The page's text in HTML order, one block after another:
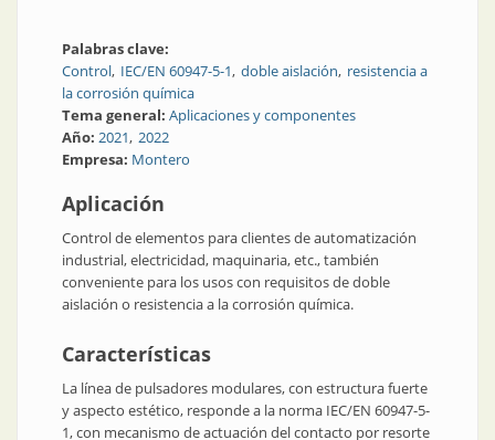
Palabras clave:
Control IEC/EN 60947-5-1 doble aislación resistencia a
la corrosión química
Tema general: Aplicaciones y componentes
Año: 2021 2022
Empresa: Montero
Aplicación
Control de elementos para clientes de automatización
industrial, electricidad, maquinaria, etc., también
conveniente para los usos con requisitos de doble
aislación o resistencia a la corrosión química.
Características
La línea de pulsadores modulares, con estructura fuerte
y aspecto estético, responde a la norma IEC/EN 60947-5-
1, con mecanismo de actuación del contacto por resorte